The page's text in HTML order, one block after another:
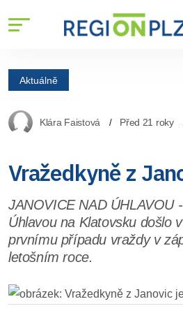
Aktuálně
Klára Faistová Před 21 roky
Vražedkyně z
JANOVICE NAD ÚHLAVOU
Úhlavou na Klatovsku došlo
prvnímu případu vraždy v
letošním roce.